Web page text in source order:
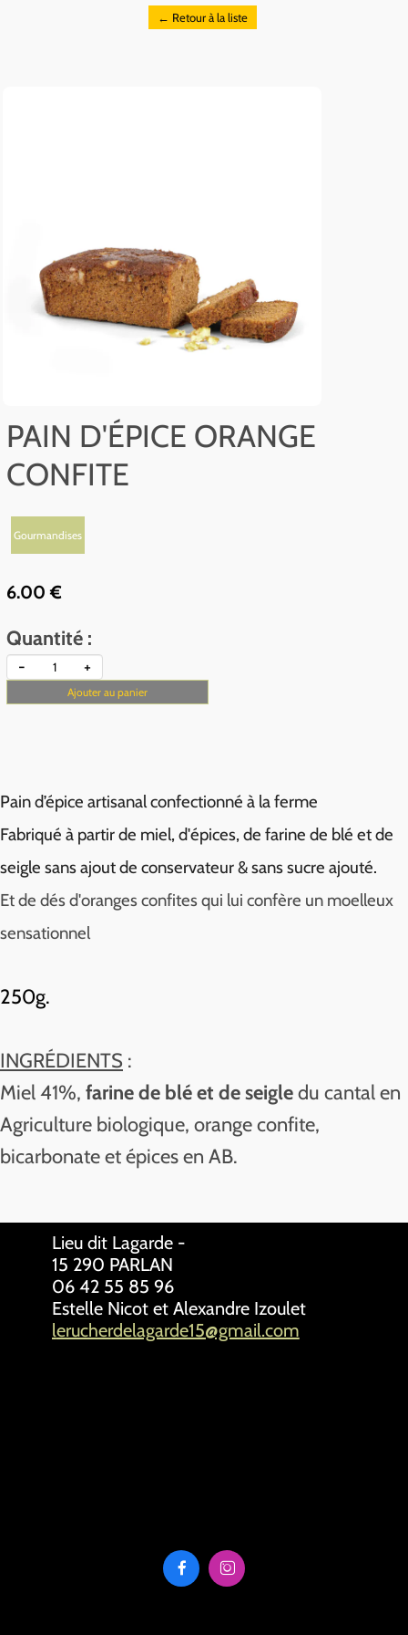
← Retour à la liste
PAIN D'ÉPICE ORANGE
CONFITE
Gourmandises
6.00 €
Quantité :
- +
Ajouter au panier
Pain d’épice artisanal confectionné à la ferme
Fabriqué à partir de miel, d'épices, de farine de blé et de
seigle sans ajout de conservateur & sans sucre ajouté.
Et de dés d'oranges confites qui lui confère un moelleux
sensationnel
250g.
INGRÉDIENTS :
Miel 41%, farine de blé et de seigledu cantal en
Agriculture biologique, orange confite,
bicarbonate et épices en AB.
Lieu dit Lagarde -
15 290 PARLAN
06 42 55 85 96
Estelle Nicot et Alexandre Izoulet
lerucherdelagarde15@gmail.com
 